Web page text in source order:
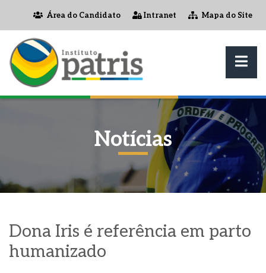
Área do Candidato Intranet Mapa do Site
Notícias
Dona Iris é referência em parto
humanizado